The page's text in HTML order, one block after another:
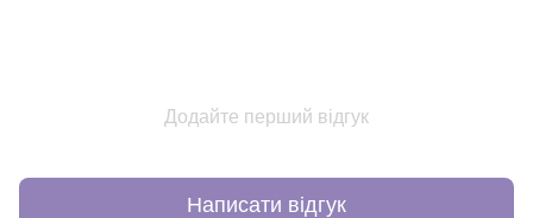
Додайте перший відгук
Написати відгук